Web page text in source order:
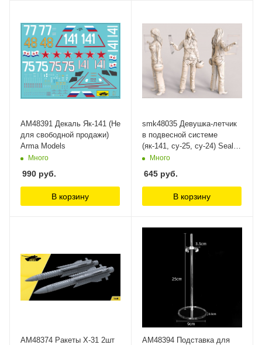
AM48391 Декаль Як-141 (Не
для свободной продажи)
Arma Models
Много
990 руб.
В корзину
smk48035 Девушка-летчик
в подвесной системе
(як-141, су-25, су-24) Seal
Model Kit, 1/48
Много
645 руб.
В корзину
AM48374 Ракеты Х-31 2шт
AM48394 Подставка для